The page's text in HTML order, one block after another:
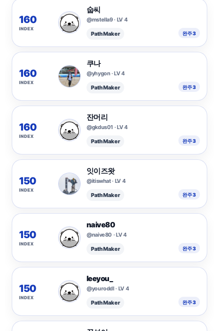
160
INDEX
숩씨
@mstella9 · LV 4
Path Maker 완주 3
160
INDEX
쿠나
@yhygon · LV 4
Path Maker 완주 3
160
INDEX
잔머리
@gkdus01 · LV 4
Path Maker 완주 3
150
INDEX
잇이즈왓
@itiswhat · LV 4
Path Maker 완주 3
150
INDEX
naive80
@naive80 · LV 4
Path Maker 완주 3
150
INDEX
leeyou_
@youroddl · LV 4
Path Maker 완주 3